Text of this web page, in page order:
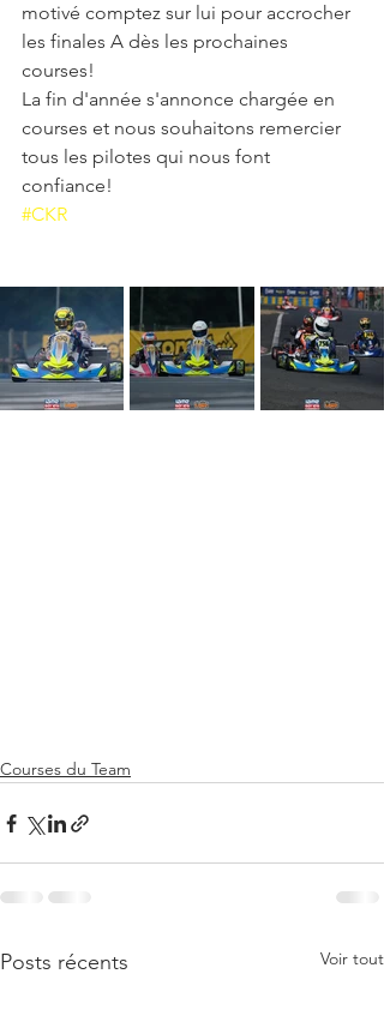
motivé comptez sur lui pour accrocher
les finales A dès les prochaines
courses!
La fin d'année s'annonce chargée en
courses et nous souhaitons remercier
tous les pilotes qui nous font
confiance!
#CKR
Courses du Team
Posts récents Voir tout